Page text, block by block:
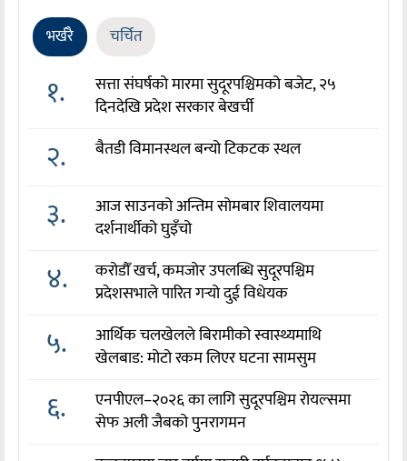
भर्खरै चर्चित
१.
सत्ता संघर्षको मारमा सुदूरपश्चिमको बजेट, २५
दिनदेखि प्रदेश सरकार बेखर्ची
२. बैतडी विमानस्थल बन्यो टिकटक स्थल
३.
आज साउनको अन्तिम सोमबार शिवालयमा
दर्शनार्थीको घुइँचो
४.
करोडौँ खर्च, कमजोर उपलब्धि सुदूरपश्चिम
प्रदेशसभाले पारित गर्‍यो दुई विधेयक
५.
आर्थिक चलखेलले बिरामीको स्वास्थ्यमाथि
खेलबाड: मोटो रकम लिएर घटना सामसुम
६.
एनपीएल–२०२६ का लागि सुदूरपश्चिम रोयल्समा
सेफ अली जैबको पुनरागमन